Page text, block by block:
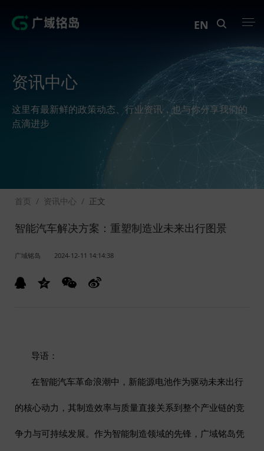
解决方案
案例中心
EN
资讯中心
这里有最新鲜的政策动态、行业资讯，也与你分享我们的
点滴进步
首页 / 资讯中心 / 正文
智能汽车解决方案：重塑制造业未来出行图景
广域铭岛 2024-12-11 14:14:38
导语：
在智能汽车革命浪潮中，新能源电池作为驱动未来出行
的核心动力，其制造效率与质量直接关系到整个产业链的竞
争力与可持续发展。作为智能制造领域的先锋，广域铭岛凭